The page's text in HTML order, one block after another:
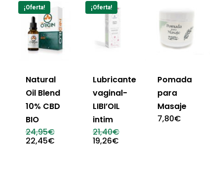
¡Oferta!
Natural
Oil Blend
10% CBD
BIO
24,95€El
precio
22,45€El
¡Oferta!
Lubricante
vaginal-
LIBI’OIL
intim
21,40€El
19,26€
Pomada
para
Masaje
7,80€